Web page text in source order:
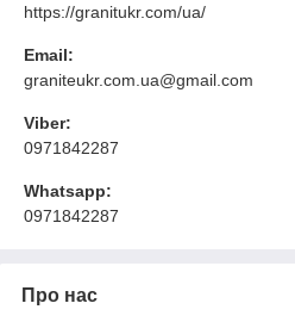
https://granitukr.com/ua/
Email:
graniteukr.com.ua@gmail.com
Viber:
0971842287
Whatsapp:
0971842287
Про нас